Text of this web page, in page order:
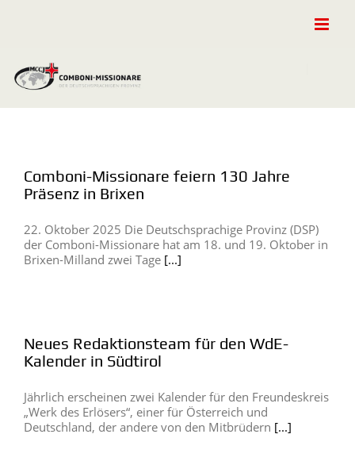
Comboni-Missionare feiern 130 Jahre
Präsenz in Brixen
22. Oktober 2025 Die Deutschsprachige Provinz (DSP)
der Comboni-Missionare hat am 18. und 19. Oktober in
Brixen-Milland zwei Tage [...]
Neues Redaktionsteam für den WdE-
Kalender in Südtirol
Jährlich erscheinen zwei Kalender für den Freundeskreis
„Werk des Erlösers“, einer für Österreich und
Deutschland, der andere von den Mitbrüdern [...]